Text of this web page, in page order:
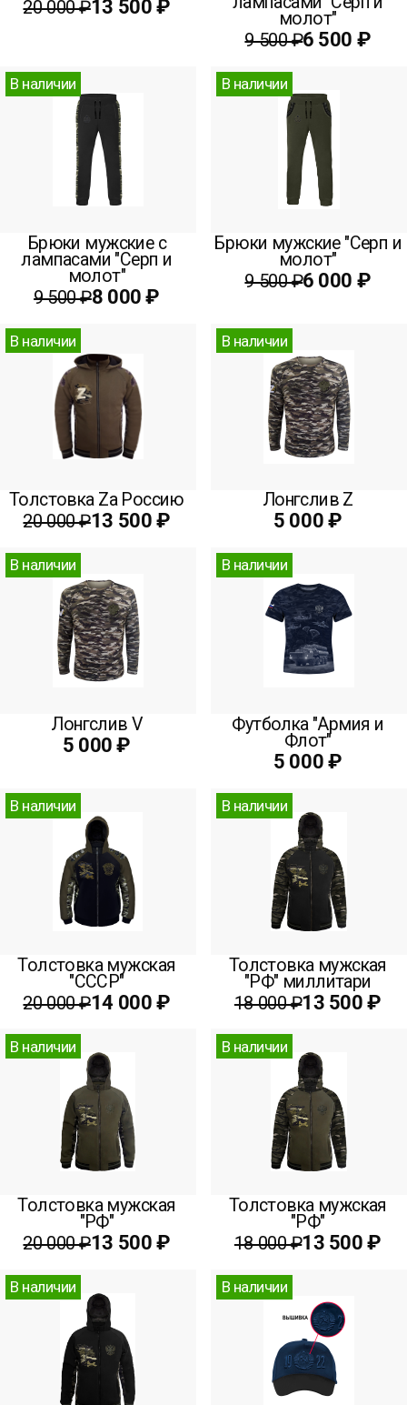
20 000 ₽13 500 ₽
молот"
9 500 ₽6 500 ₽
В наличии
Брюки мужские с
лампасами "Серп и
молот"
9 500 ₽8 000 ₽
В наличии
Брюки мужские "Серп и
молот"
9 500 ₽6 000 ₽
В наличии
Толстовка Zа Россию
20 000 ₽13 500 ₽
В наличии
Лонгслив Z
5 000 ₽
В наличии
Лонгслив V
5 000 ₽
В наличии
Футболка "Армия и
Флот"
5 000 ₽
В наличии
Толстовка мужская
"СССР"
20 000 ₽14 000 ₽
В наличии
Толстовка мужская
"РФ" миллитари
18 000 ₽13 500 ₽
В наличии
Толстовка мужская
"РФ"
20 000 ₽13 500 ₽
В наличии
Толстовка мужская
"РФ"
18 000 ₽13 500 ₽
В наличии В наличии